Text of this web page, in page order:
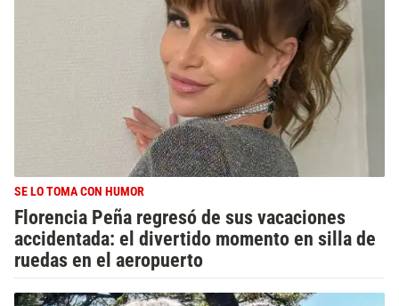
SE LO TOMA CON HUMOR
Florencia Peña regresó de sus vacaciones
accidentada: el divertido momento en silla de
ruedas en el aeropuerto